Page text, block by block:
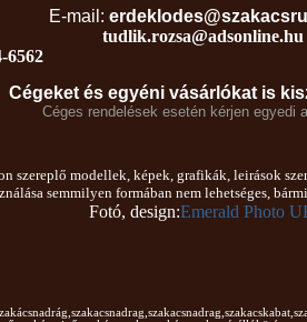
E-mail:
tudlik.rozsa@adsonline.hu
6562
Cégeket és egyéni vásárlókat is
Céges rendelések esetén kérjen egyedi
szereplő modellek, képek, grafikák, leirások
semmilyen formában nem lehetséges,
Fotó, design:Emerald Photo
szakacsnadrag,szakacsnadrag,